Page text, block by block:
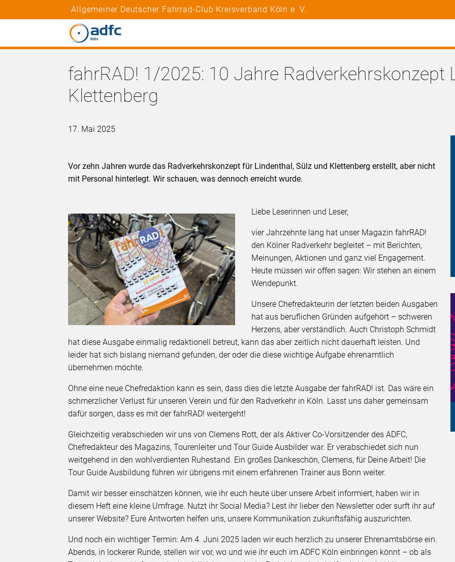
Allgemeiner Deutscher Fahrrad-Club Kreisverband Köln e. V.
fahrRAD! 1/2025: 10 Jahre Radverkehrskonzept
Klettenberg
17. Mai 2025
Vor zehn Jahren wurde das Radverkehrskonzept für Lindenthal, Sülz und Klettenberg erstellt, aber nicht
mit Personal hinterlegt. Wir schauen, was dennoch erreicht wurde.
Liebe Leserinnen und Leser,
vier Jahrzehnte lang hat unser Magazin fahrRAD!
den Kölner Radverkehr begleitet – mit Berichten,
Meinungen, Aktionen und ganz viel Engagement.
Heute müssen wir offen sagen: Wir stehen an einem
Wendepunkt.
Unsere Chefredakteurin der letzten beiden Ausgaben
hat aus beruflichen Gründen aufgehört – schweren
Herzens, aber verständlich. Auch Christoph Schmidt
hat diese Ausgabe einmalig redaktionell betreut, kann das aber zeitlich nicht dauerhaft leisten. Und
leider hat sich bislang niemand gefunden, der oder die diese wichtige Aufgabe ehrenamtlich
übernehmen möchte.
Ohne eine neue Chefredaktion kann es sein, dass dies die letzte Ausgabe der fahrRAD! ist. Das wäre ein
schmerzlicher Verlust für unseren Verein und für den Radverkehr in Köln. Lasst uns daher gemeinsam
dafür sorgen, dass es mit der fahrRAD! weitergeht!
Gleichzeitig verabschieden wir uns von Clemens Rott, der als Aktiver Co-Vorsitzender des ADFC,
Chefredakteur des Magazins, Tourenleiter und Tour Guide Ausbilder war. Er verabschiedet sich nun
weitgehend in den wohlverdienten Ruhestand. Ein großes Dankeschön, Clemens, für Deine Arbeit! Die
Tour Guide Ausbildung führen wir übrigens mit einem erfahrenen Trainer aus Bonn weiter.
Damit wir besser einschätzen können, wie ihr euch heute über unsere Arbeit informiert, haben wir in
diesem Heft eine kleine Umfrage. Nutzt ihr Social Media? Lest ihr lieber den Newsletter oder surft ihr auf
unserer Website? Eure Antworten helfen uns, unsere Kommunikation zukunftsfähig auszurichten.
Und noch ein wichtiger Termin: Am 4. Juni 2025 laden wir euch herzlich zu unserer Ehrenamtsbörse ein.
Abends, in lockerer Runde, stellen wir vor, wo und wie ihr euch im ADFC Köln einbringen könnt – ob als